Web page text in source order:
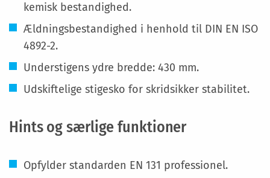
kemisk bestandighed.
Ældningsbestandighed i henhold til DIN EN ISO
4892-2.
Understigens ydre bredde: 430 mm.
Udskiftelige stigesko for skridsikker stabilitet.
Hints og særlige funktioner
Opfylder standarden EN 131 professionel.